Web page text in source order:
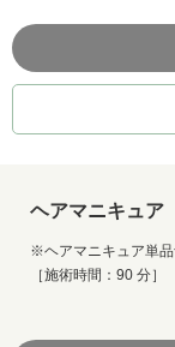
ヘアマニキュア
※ヘアマニキュア単品
［施術時間：90 分］